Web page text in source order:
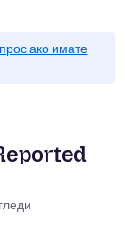
ако имате